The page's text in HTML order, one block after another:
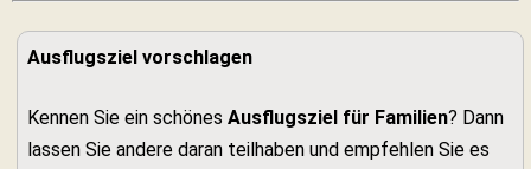
Ausflugsziel vorschlagen
Kennen Sie ein schönes Ausflugsziel für Familien? Dann
lassen Sie andere daran teilhaben und empfehlen Sie es